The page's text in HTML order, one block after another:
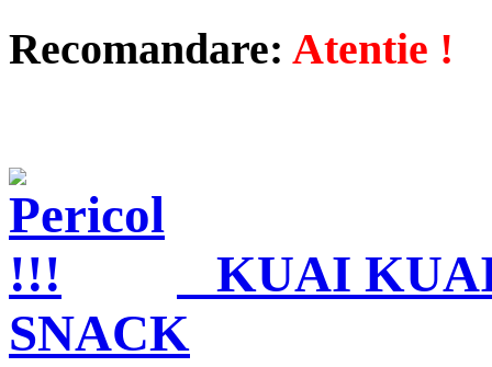
Recomandare: Atentie !
KUAI
SNACK